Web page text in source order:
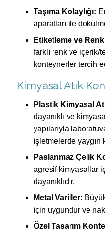
Taşıma Kolaylığı:
aparatları ile
Etiketleme ve
farklı renk ve içerik/
konteynerler tercih
Kimyasal Atık
Plastik Kimyasal
dayanıklı ve
yapılarıyla
işletmelerde yaygın
Paslanmaz Çelik
agresif kimyasallar
dayanıklıdır.
Metal Variller:
için uygundur ve
Özel Tasarım